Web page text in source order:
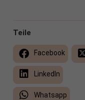
Teile
Facebook
LinkedIn
Whatsapp